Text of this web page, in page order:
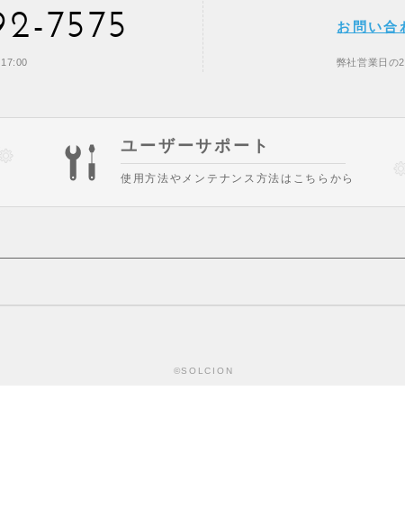
7575 お問い合
弊社営業日の
ユーザーサポート
使用方法やメンテナンス方法はこちらから
©SOLCION